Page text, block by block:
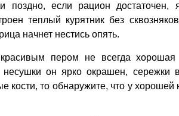
если рацион достаточен,
теплый курятник без
начнет нестись опять.
пером не всегда хорошая
он ярко окрашен, сережки
кости, то обнаружите, что у